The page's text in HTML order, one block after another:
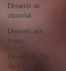
Desserts au
chocolat
Desserts aux
fruits
Dessert de fête
ou d'exception